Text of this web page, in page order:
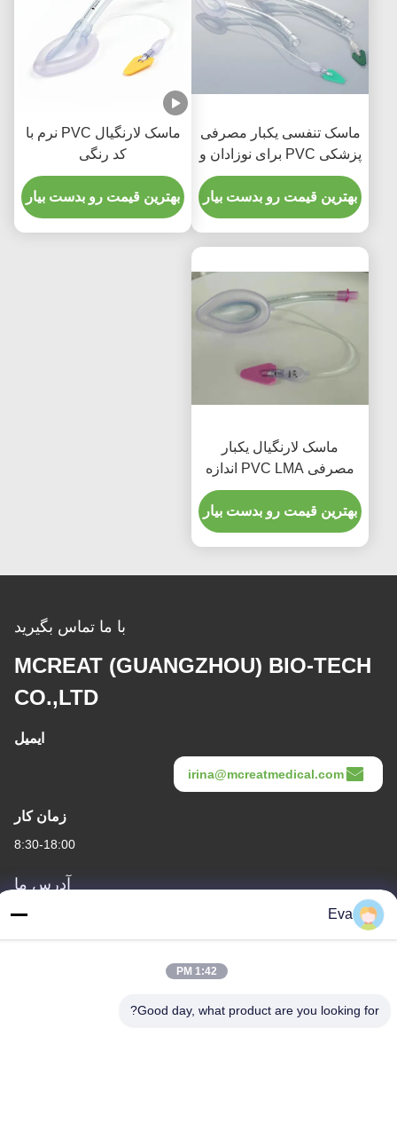
ماسک تنفسی یکبار مصرفی
پزشکی PVC برای نوزادان و
کودکان
بهترین قیمت رو بدست بیار
ماسک لارنگیال PVC نرم با
کد رنگی
بهترین قیمت رو بدست بیار
ماسک لارنگیال یکبار
مصرفی PVC LMA اندازه
5.0
بهترین قیمت رو بدست بیار
با ما تماس بگیرید
MCREAT (GUANGZHOU) BIO-TECH
CO.,LTD
ایمیل
irina@mcreatmedical.com
زمان کار
8:30-18:00
آدرس ما
آدرس
طبقه سوم، B15 منطقه صنعتی Huachuang، Jinshan Cun، شهر Shiji،
منطقه Panyu، گوانگژو، گوانگدونگ چین
Eva
1:42 PM
Good day, what product are you looking for?